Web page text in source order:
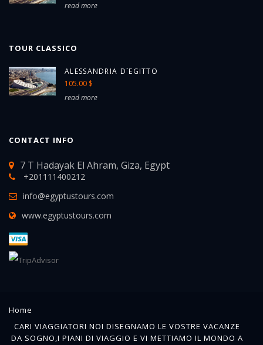
read more
TOUR CLASSICO
ALESSANDRIA D`EGITTO
105.00 $
read more
CONTACT INFO
7 T Hadayak El Ahram, Giza, Egypt
+201111400212
info@egyptustours.com
www.egyptustours.com
Home
CARI VIAGGIATORI NOI DISEGNAMO LE VOSTRE VACANZE
DA SOGNO,I PIANI DI VIAGGIO E VI METTIAMO IL MONDO A